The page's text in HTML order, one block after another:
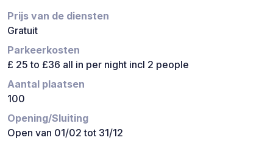
Prijs van de diensten
Gratuit
Parkeerkosten
£ 25 to £36 all in per night incl 2 people
Aantal plaatsen
100
Opening/Sluiting
Open van 01/02 tot 31/12